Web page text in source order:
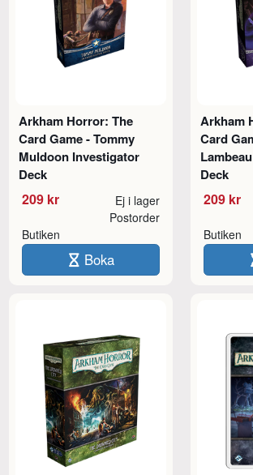
Arkham Horror: The
Card Game - Tommy
Muldoon Investigator
Deck
209 kr Ej i lager
Butiken
Postorder
Boka
Arkham
Card
Deck
209 kr
Butiken